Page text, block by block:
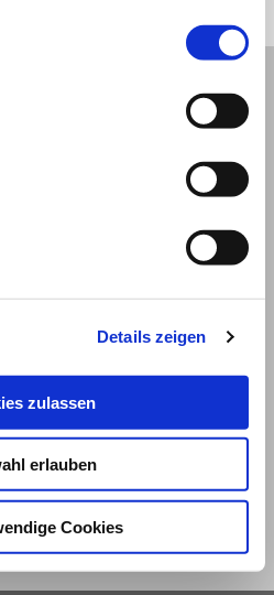
Details zeigen
zulassen
erlauben
Cookies
Privatsphäre